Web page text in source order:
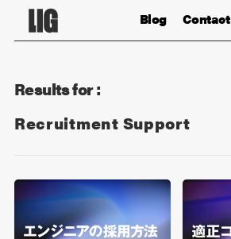
Contact
Blog
Results for :
Recruitment Support